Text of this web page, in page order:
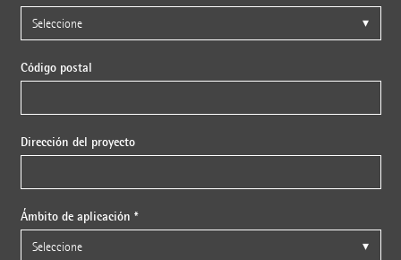
Código postal
Dirección del proyecto
Ámbito de aplicación *